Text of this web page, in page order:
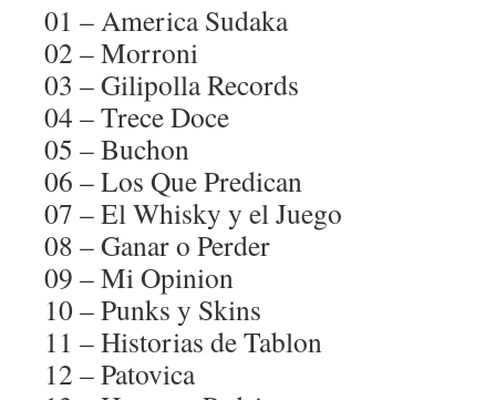
01 – America Sudaka
02 – Morroni
03 – Gilipolla Records
04 – Trece Doce
05 – Buchon
06 – Los Que Predican
07 – El Whisky y el Juego
08 – Ganar o Perder
09 – Mi Opinion
10 – Punks y Skins
11 – Historias de Tablon
12 – Patovica